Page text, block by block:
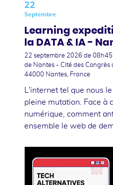
22
Septembre
Learning
la DATA & IA -
22 septembre 2026 de
de Nantes - Cité des Congrès
44000 Nantes, France
L'internet tel que nous
pleine mutation. Face à
numérique, comment
ensemble le web de